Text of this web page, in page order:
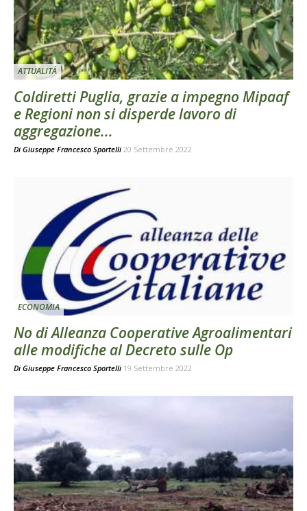
ATTUALITÀ
Coldiretti Puglia, grazie a impegno Mipaaf
e Regioni non si disperde lavoro di
aggregazione...
Di Giuseppe Francesco Sportelli 20 Settembre 2022
ECONOMIA
No di Alleanza Cooperative Agroalimentari
alle modifiche al Decreto sulle Op
Di Giuseppe Francesco Sportelli 19 Settembre 2022